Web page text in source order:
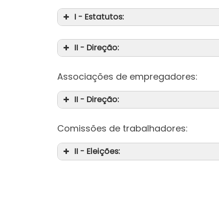
I - Estatutos:
II - Direção:
Associações de empregadores:
II - Direção:
Comissões de trabalhadores:
II - Eleições: